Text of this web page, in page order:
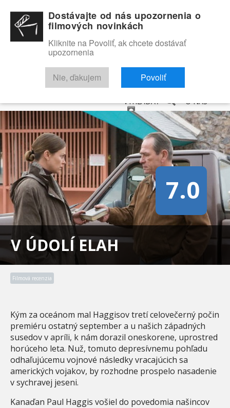
RECENZIE TRAILERY FILMOVÁ DATABÁZA
VYHĽADAŤ O NÁS
V ÚDOLÍ ELAH
7.0
Filmová recenzia
Kým za oceánom mal Haggisov tretí celovečerný počin
premiéru ostatný september a u našich západných
susedov v apríli, k nám dorazil oneskorene, uprostred
horúceho leta. Nuž, tomuto depresívnemu pohľadu
odhaľujúcemu vojnové následky vracajúcich sa
amerických vojakov, by rozhodne prospelo nasadenie
v sychravej jeseni.
Kanaďan Paul Haggis vošiel do povedomia našincov
Dostávajte od nás upozornenia o
filmových novinkách
Kliknite na Povoliť, ak chcete dostávať
upozornenia
Nie, ďakujem Povoliť